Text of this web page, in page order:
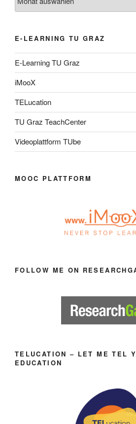
E-LEARNING TU GRAZ
E-Learning TU Graz
iMooX
TELucation
TU Graz TeachCenter
Videoplattform TUbe
MOOC PLATTFORM
FOLLOW ME ON
TELUCATION – LET ME TEL
EDUCATION